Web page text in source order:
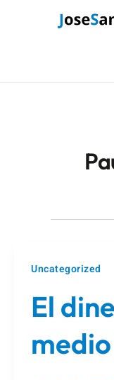
Uncategorized
El